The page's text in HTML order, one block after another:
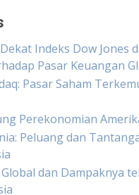
Indeks Dow Jones
Pasar Keuangan
Pasar Saham
Perekonomian
Peluang dan
dan Dampaknya